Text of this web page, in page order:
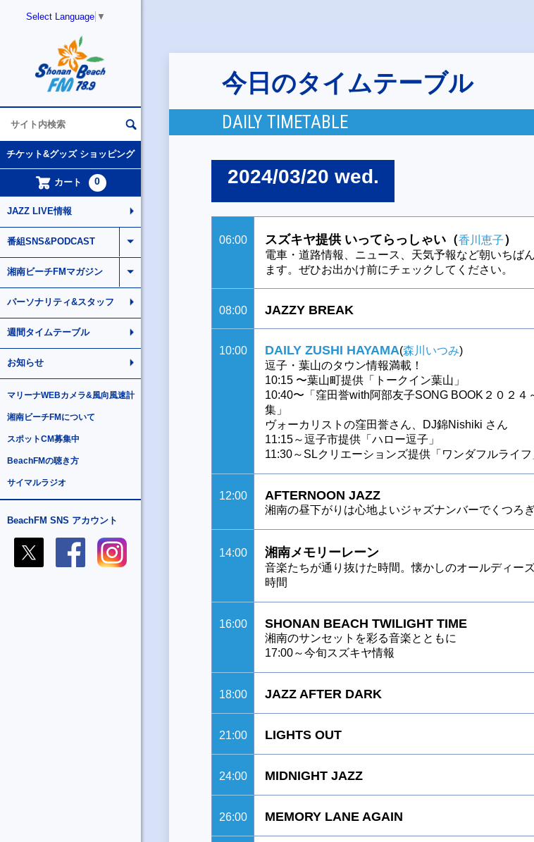
Select Language ▼
チケット&グッズ ショッピング
カート 0
JAZZ LIVE情報
番組SNS&PODCAST
湘南ビーチFMマガジン
パーソナリティ&スタッフ
週間タイムテーブル
お知らせ
マリーナWEBカメラ&風向風速計
湘南ビーチFMについて
スポットCM募集中
BeachFMの聴き方
サイマルラジオ
BeachFM SNS アカウント
今日のタイムテーブル
DAILY TIMETABLE
2024/03/20 wed.
06:00 スズキヤ提供 いってらっしゃい（香川恵子）
電車・道路情報、ニュース、天気予報など朝いちば
ます。ぜひお出かけ前にチェックしてください。
08:00 JAZZY BREAK
10:00 DAILY ZUSHI HAYAMA(森川いつみ)
逗子・葉山のタウン情報満載！
10:15 〜葉山町提供「トークイン葉山」
10:40〜「窪田誉with阿部友子SONG BOOK２０２４
集」
ヴォーカリストの窪田誉さん、DJ錦Nishiki さん
11:15～逗子市提供「ハロー逗子」
11:30～SLクリエーションズ提供「ワンダフルライフ
12:00 AFTERNOON JAZZ
湘南の昼下がりは心地よいジャズナンバーでくつろ
14:00 湘南メモリーレーン
音楽たちが通り抜けた時間。懐かしのオールディー
時間
16:00 SHONAN BEACH TWILIGHT TIME
湘南のサンセットを彩る音楽とともに
17:00～今旬スズキヤ情報
18:00 JAZZ AFTER DARK
21:00 LIGHTS OUT
24:00 MIDNIGHT JAZZ
26:00 MEMORY LANE AGAIN